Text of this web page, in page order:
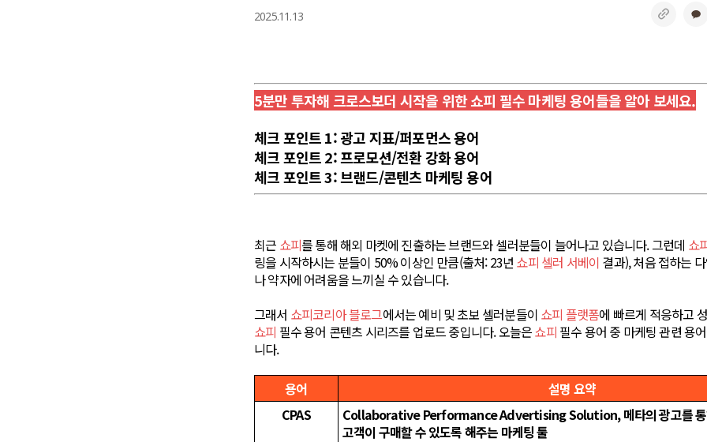
2025.11.13 링크
5분만 투자해 크로스보더 시작을 위한 쇼피 필수 마케팅 용어들을 알아 보세요.
체크 포인트 1: 광고 지표/퍼포먼스 용어
체크 포인트 2: 프로모션/전환 강화 용어
체크 포인트 3: 브랜드/콘텐츠 마케팅 용어
최근 쇼피를 통해 해외 마켓에 진출하는 브랜드와 셀러분들이 늘어나고 있습니다. 그런데 쇼
링을 시작하시는 분들이 50% 이상인 만큼(출처: 23년 쇼피 셀러 서베이 결과), 처음 접하는
나 약자에 어려움을 느끼실 수 있습니다.
그래서 쇼피코리아 블로그에서는 예비 및 초보 셀러분들이 쇼피 플랫폼에 빠르게 적응하고
쇼피 필수 용어 콘텐츠 시리즈를 업로드 중입니다. 오늘은쇼피 필수 용어 중 마케팅 관련 용
니다.
용어
설명 요약
CPAS
Collaborative Performance Advertising Solution, 메타의 광고를 통
고객이 구매할 수 있도록 해주는 마케팅 툴